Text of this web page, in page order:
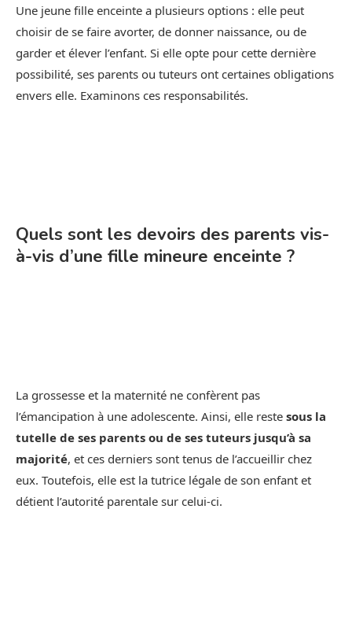
Une jeune fille enceinte a plusieurs options : elle peut
choisir de se faire avorter, de donner naissance, ou de
garder et élever l’enfant. Si elle opte pour cette dernière
possibilité, ses parents ou tuteurs ont certaines obligations
envers elle. Examinons ces responsabilités.
Quels sont les devoirs des parents vis-
à-vis d’une fille mineure enceinte ?
La grossesse et la maternité ne confèrent pas
l’émancipation à une adolescente. Ainsi, elle reste sous la
tutelle de ses parents ou de ses tuteurs jusqu’à sa
majorité, et ces derniers sont tenus de l’accueillir chez
eux. Toutefois, elle est la tutrice légale de son enfant et
détient l’autorité parentale sur celui-ci.